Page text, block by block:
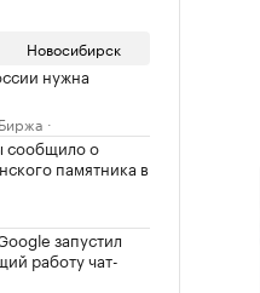
Новосибирск
нужна
сообщило о
памятника в
запустил
работу чат-